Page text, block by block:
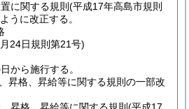
に関する規則 (平成17年高島市規則
うに改正する。
24日規則第21号)
から施行する。
昇格、昇給等に関する規則の一部改